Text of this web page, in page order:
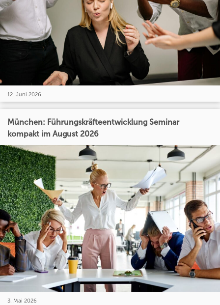
12. Juni 2026
München: Führungskräfteentwicklung Seminar
kompakt im August 2026
3. Mai 2026